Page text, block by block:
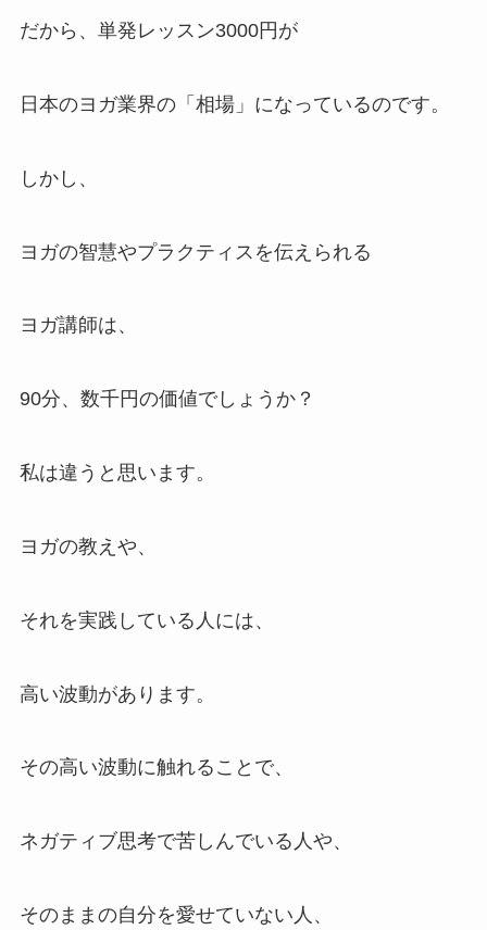
だから、単発レッスン3000円が
日本のヨガ業界の「相場」になっているのです。
しかし、
ヨガの智慧やプラクティスを伝えられる
ヨガ講師は、
90分、数千円の価値でしょうか？
私は違うと思います。
ヨガの教えや、
それを実践している人には、
高い波動があります。
その高い波動に触れることで、
ネガティブ思考で苦しんでいる人や、
そのままの自分を愛せていない人、